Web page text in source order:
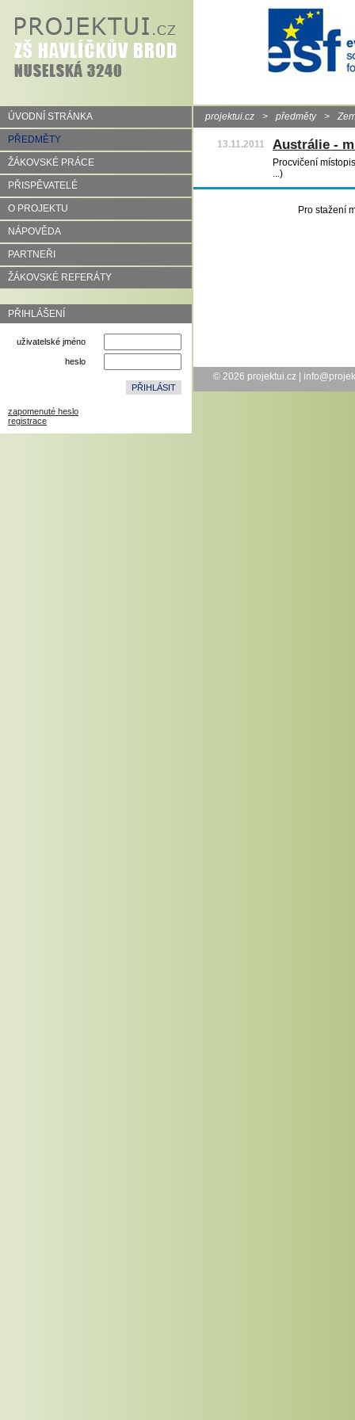
ÚVODNÍ STRÁNKA
PŘEDMĚTY
ŽÁKOVSKÉ PRÁCE
PŘISPĚVATELÉ
O PROJEKTU
NÁPOVĚDA
PARTNEŘI
ŽÁKOVSKÉ REFERÁTY
PŘIHLÁŠENÍ
uživatelské jméno
heslo
zapomenuté heslo
registrace
projektui.cz > předměty >
13.11.2011 Austrálie -
Procvičení
...)
Pro stažení
© 2026 projektui.cz